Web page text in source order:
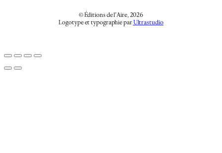
© Éditions de l’Aire, 2026
Logotype et typographie par Ultrastudio